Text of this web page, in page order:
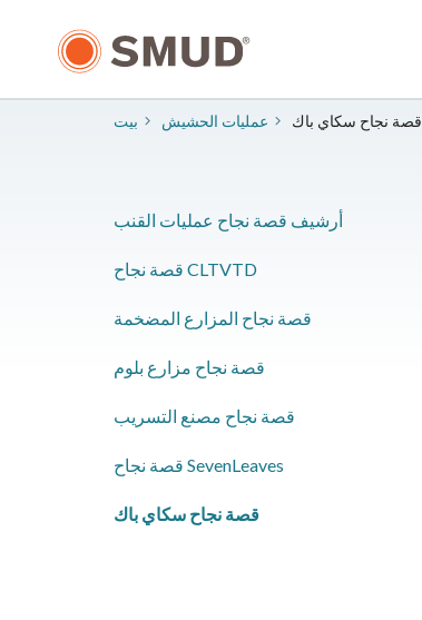
المحتوى
بيت عمليات الحشيش قصة نجاح سكاي باك
أرشيف قصة نجاح عمليات القنب
قصة نجاح CLTVTD
قصة نجاح المزارع المضخمة
قصة نجاح مزارع بلوم
قصة نجاح مصنع التسريب
قصة نجاح SevenLeaves
قصة نجاح سكاي باك